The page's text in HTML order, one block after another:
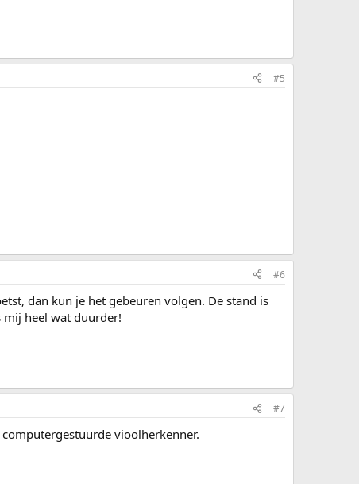
#5
#6
dan kun je het gebeuren volgen. De stand is
heel wat duurder!
#7
vioolherkenner.